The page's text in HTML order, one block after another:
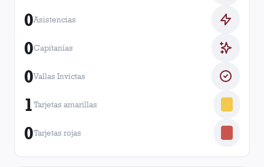
0Asistencias
0Capitanías
0Vallas Invictas
1Tarjetas amarillas
0Tarjetas rojas